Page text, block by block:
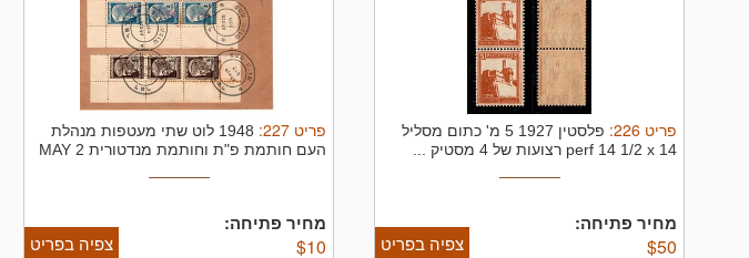
פריט 226
:
פלסטין 1927 5 מ' כתום מסליל
perf 14 1/2 x 14 רצועות של 4 מסטיק ...
מחיר פתיחה:
$50 צפיה בפריט
פריט 227
:
1948 לוט שתי מעטפות מנהלת
העם חותמת פ"ת וחותמת מנדטורית 2 MAY
מחיר פתיחה:
$10 צפיה בפריט